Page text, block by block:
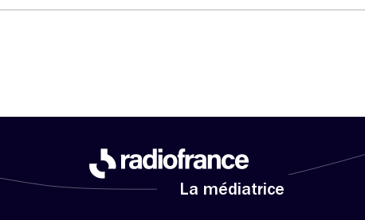
La médiatrice